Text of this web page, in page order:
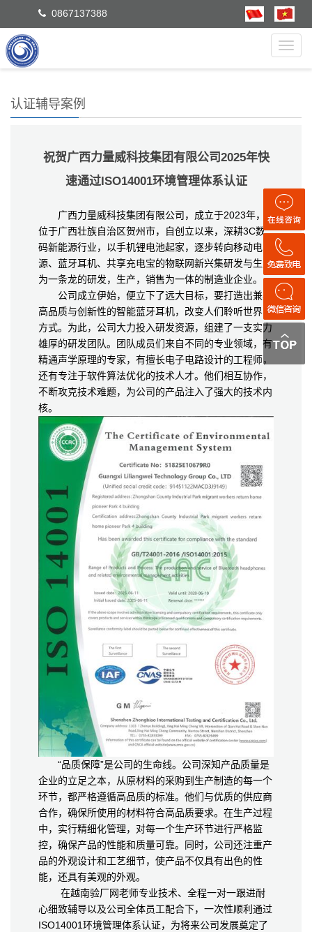
0867137388
认证辅导案例
祝贺广西力量威科技集团有限公司2025年快
速通过ISO14001环境管理体系认证
广西力量威科技集团有限公司，成立于2023年，
位于广西壮族自治区贺州市，自创立以来，深耕3C数
码新能源行业，以手机锂电池起家，逐步转向移动电
源、蓝牙耳机、共享充电宝的物联网新兴集研发与生产
为一条龙的研发，生产，销售为一体的制造业企业。
公司成立伊始，便立下了远大目标，要打造出兼具
高品质与创新性的智能蓝牙耳机，改变人们聆听世界的
方式。为此，公司大力投入研发资源，组建了一支实力
雄厚的研发团队。团队成员们来自不同的专业领域，有
精通声学原理的专家，有擅长电子电路设计的工程师，
还有专注于软件算法优化的技术人才。他们相互协作，
不断攻克技术难题，为公司的产品注入了强大的技术内
核。
“品质保障”是公司的生命线。公司深知产品质量是
企业的立足之本，从原材料的采购到生产制造的每一个
环节，都严格遵循高品质的标准。他们与优质的供应商
合作，确保所使用的材料符合高品质要求。在生产过程
中，实行精细化管理，对每一个生产环节进行严格监
控，确保产品的性能和质量可靠。同时，公司还注重产
品的外观设计和工艺细节，使产品不仅具有出色的性
能，还具有美观的外观。
在越南验厂网老师专业技术、全程一对一跟进耐
心细致辅导以及公司全体员工配合下，一次性顺利通过
ISO14001环境管理体系认证，为将来公司发展奠定了